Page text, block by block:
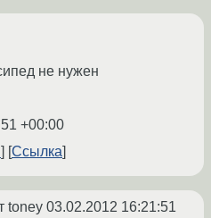
не нужен
+00:00
Ссылка
toney 03.02.2012 16:21:51